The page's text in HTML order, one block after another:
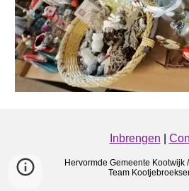
Inbrengen
Hervormde Gemeente Kootwijk
Team